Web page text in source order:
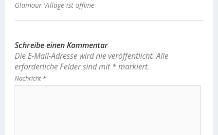
Glamour Village ist offline
Schreibe einen Kommentar
Die E-Mail-Adresse wird nie veröffentlicht. Alle
erforderliche Felder sind mit *markiert.
Nachricht*